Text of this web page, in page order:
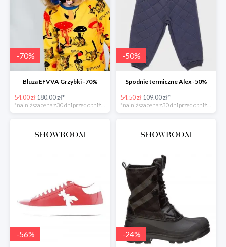
-70%
Bluza EFVVA Grzybki -70%
54.00 zł180.00 zł*
*najniższa cena z 30 dni przed obniżką
-50%
Spodnie termiczne Alex -50%
54.50 zł109.00 zł*
*najniższa cena z 30 dni przed obniżką
-56% -24%